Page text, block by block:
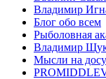
Владимир
Блог обо всем
Рыболовная
Владимир
Мысли на